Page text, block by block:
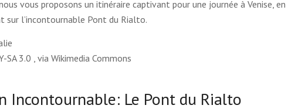
vous proposons un itinéraire captivant pour une journée à Venise, en
l’incontournable Pont du Rialto.
SA 3.0 , via Wikimedia Commons
Incontournable: Le Pont du Rialto